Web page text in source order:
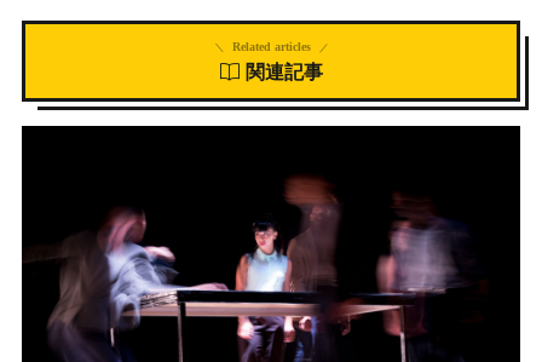
関連記事
Related articles